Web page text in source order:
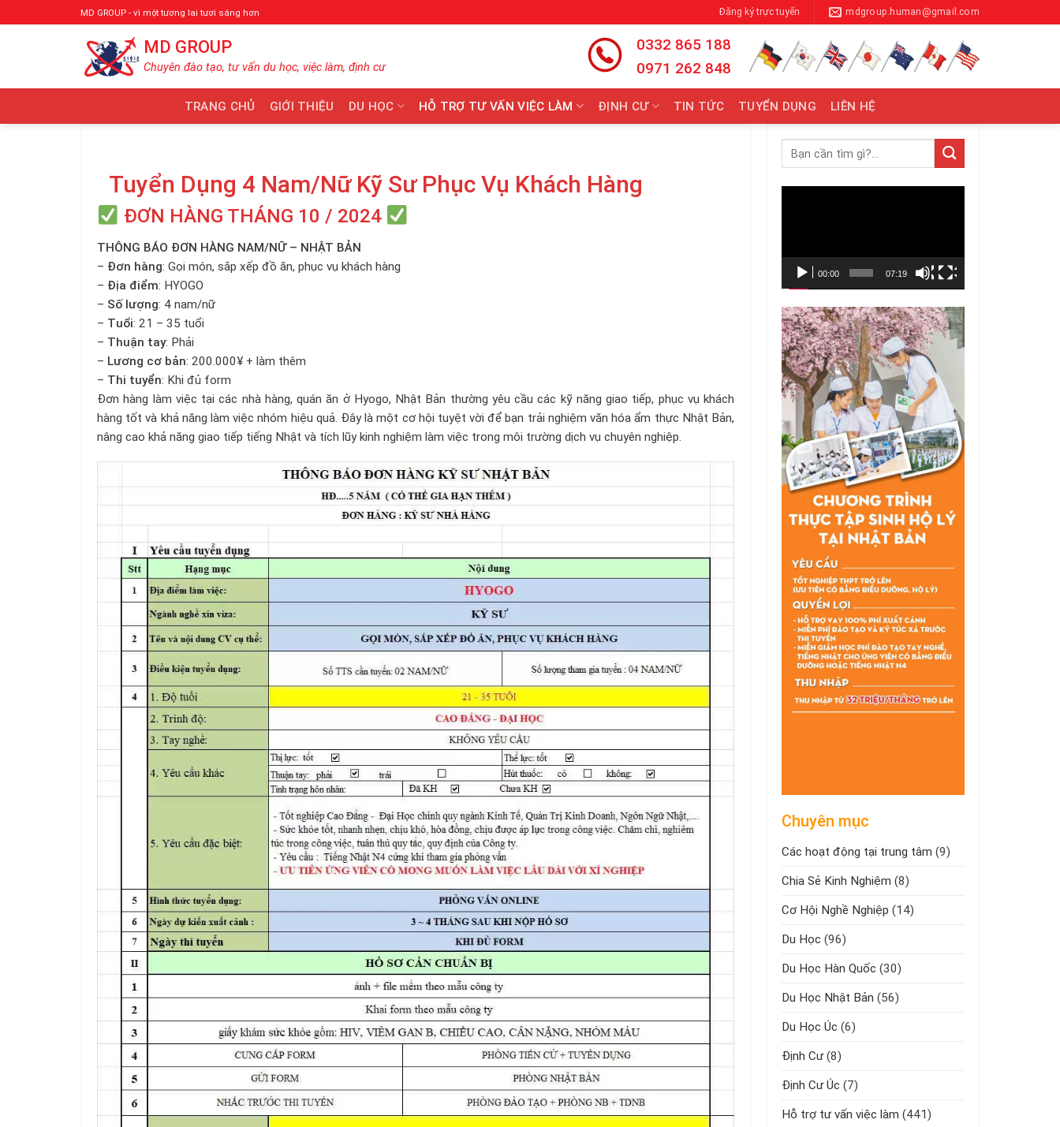
qua
MD GROUP - vì một tương lai tươi sáng hơn Đăng ký trực tuyến mdgroup.human@gmail.com
MD GROUP
Chuyên đào tạo, tư vấn du học, việc làm, định cư
0332 865 188
0971 262 848
TRANG CHỦ GIỚI THIỆU DU HỌC HỖ TRỢ TƯ VẤN VIỆC LÀM ĐỊNH CƯ TIN TỨC TUYỂN DỤNG LIÊN HỆ
Tuyển Dụng 4 Nam/Nữ Kỹ Sư Phục Vụ Khách Hàng
ĐƠN HÀNG THÁNG 10 / 2024
THÔNG BÁO ĐƠN HÀNG NAM/NỮ – NHẬT BẢN
– Đơn hàng: Gọi món, sắp xếp đồ ăn, phục vụ khách hàng
– Địa điểm: HYOGO
– Số lượng: 4 nam/nữ
– Tuổi: 21 – 35 tuổi
– Thuận tay: Phải
– Lương cơ bản: 200.000¥ + làm thêm
– Thi tuyển: Khi đủ form
Đơn hàng làm việc tại các nhà hàng, quán ăn ở Hyogo, Nhật Bản thường yêu cầu các kỹ năng giao tiếp, phục vụ khách
hàng tốt và khả năng làm việc nhóm hiệu quả. Đây là một cơ hội tuyệt vời để bạn trải nghiệm văn hóa ẩm thực Nhật Bản,
nâng cao khả năng giao tiếp tiếng Nhật và tích lũy kinh nghiệm làm việc trong môi trường dịch vụ chuyên nghiệp.
00:00 07:19
Chuyên mục
Các hoạt động tại trung tâm (9)
Chia Sẻ Kinh Nghiệm (8)
Cơ Hội Nghề Nghiệp (14)
Du Học (96)
Du Học Hàn Quốc (30)
Du Học Nhật Bản (56)
Du Học Úc (6)
Định Cư (8)
Định Cư Úc (7)
Hỗ trợ tư vấn việc làm (441)